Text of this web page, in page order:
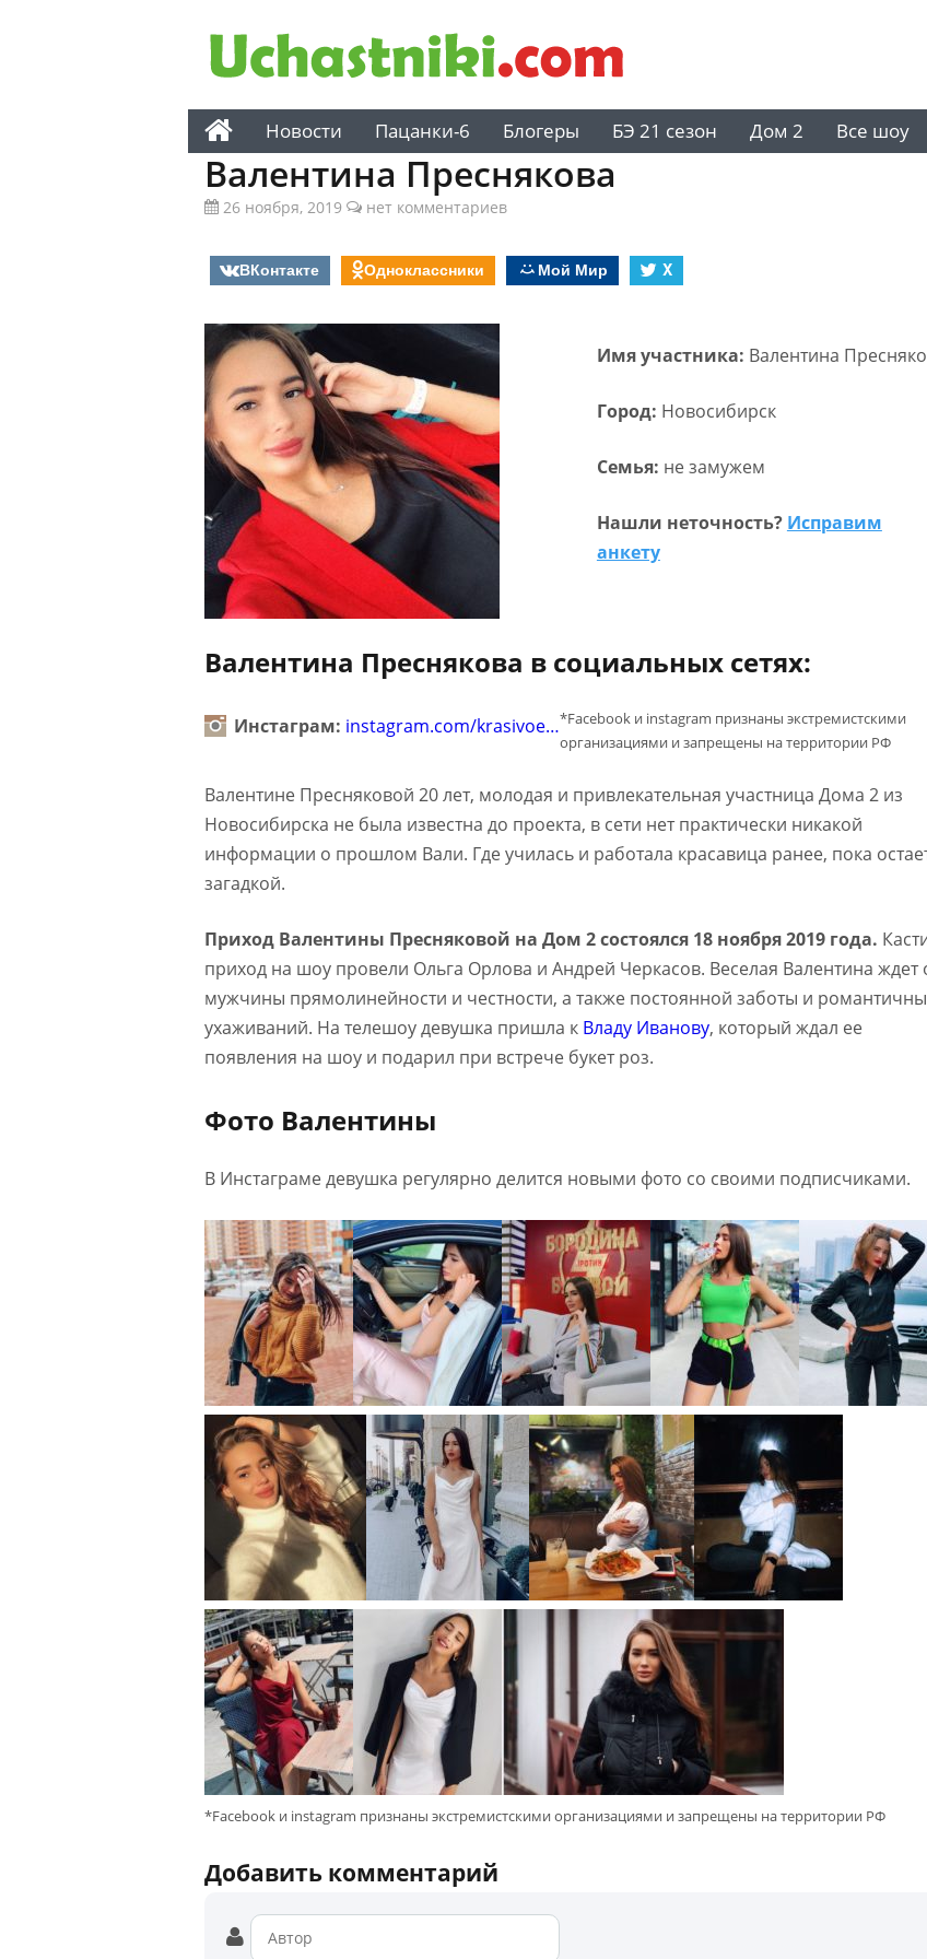
Новости Пацанки-6 Блогеры БЭ 21 сезон Дом 2 Все шоу
Валентина Преснякова
26 ноября, 2019 нет комментариев
ВКонтакте Одноклассники Мой Мир X
Имя участника: Валентина
Город: Новосибирск
Семья: не замужем
Нашли неточность? Исправим
анкету
Валентина Преснякова в социальных сетях:
Инстаграм: instagram.com/krasivoe…*Facebook и instagram признаны экстремистскими
организациями и запрещены на территории РФ
Валентине Пресняковой 20 лет, молодая и привлекательная участница Дома 2 из
Новосибирска не была известна до проекта, в сети нет практически никакой
информации о прошлом Вали. Где училась и работала красавица ранее, пока
загадкой.
Приход Валентины Пресняковой на Дом 2 состоялся 18 ноября 2019 года.
приход на шоу провели Ольга Орлова и Андрей Черкасов. Веселая Валентина ждет
мужчины прямолинейности и честности, а также постоянной заботы и
ухаживаний. На телешоу девушка пришла к Владу Иванову, который ждал ее
появления на шоу и подарил при встрече букет роз.
Фото Валентины
В Инстаграме девушка регулярно делится новыми фото со своими подписчиками.
*Facebook и instagram признаны экстремистскими организациями и запрещены на территории РФ
Добавить комментарий